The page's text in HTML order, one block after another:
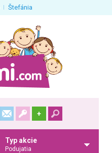
Štefánia
+
Typ akcie
Podujatia